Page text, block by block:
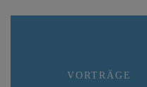
VORTRÄGE